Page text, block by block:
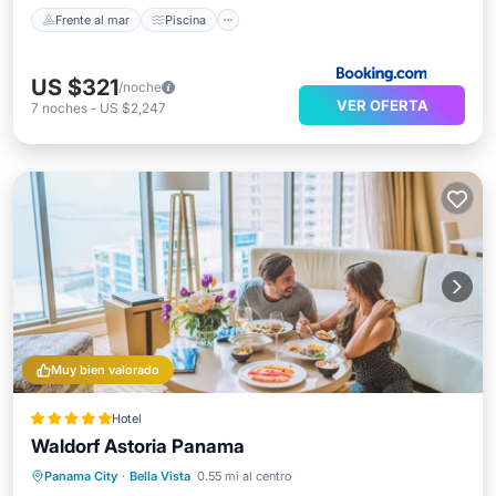
Frente al mar Piscina
US $321/noche
7 noches - US $2,247 VER OFERTA
Muy bien valorado
Hotel
Waldorf Astoria Panama
Panama City · Bella Vista 0.55 mi al centro
Bañera de hidromasaje
Desayuno